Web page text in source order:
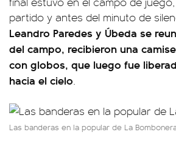
partido y antes del minuto de
Leandro Paredes y Úbeda se
del campo, recibieron una
con globos, que luego fue
hacia el cielo.
Las banderas en la popular de La